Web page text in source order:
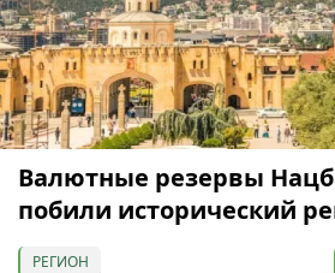
Валютные резервы
побили исторический
РЕГИОН